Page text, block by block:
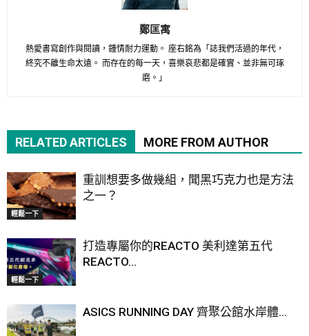
鄭匡寓
熱愛書寫創作與閱讀，鍾情耐力運動。 座右銘為「誌我們活過的年代，
終究不離生命太遠。 而存在的每一天，喜樂哀悲都是確實、並非無可琢
磨。」
RELATED ARTICLES MORE FROM AUTHOR
輕鬆一下
重訓想要多做幾組，聞黑巧克力也是方法
之一？
輕鬆一下
打造專屬你的REACTO 美利達第五代
REACTO...
ASICS RUNNING DAY 齊聚公館水岸體...